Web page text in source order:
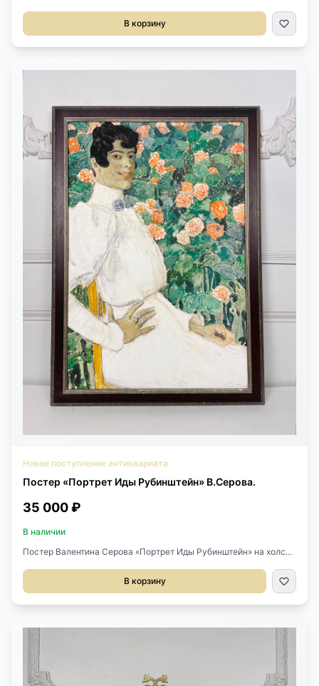
43х38 см.Элегантный и тонкий портрет, выполненный в
характерной для начала XX века манере,сочетающей реализм и
паспарту и массивную деревянную раму, что подчёркивает её
В корзину
Новое поступление антиквариата
Постер «Портрет Иды Рубинштейн» В.Серова.
35 000 ₽
В наличии
Постер Валентина Серова «Портрет Иды Рубинштейн» на холсте
В корзину